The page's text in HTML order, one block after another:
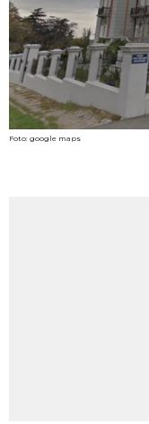
Foto: google maps